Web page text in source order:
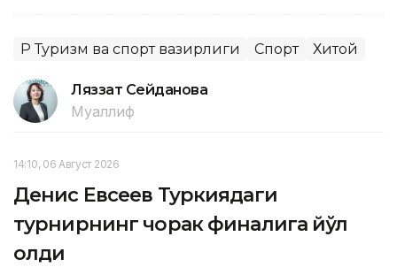
ҚР Туризм ва спорт вазирлиги Спорт Хитой
Ляззат Сейданова
Муаллиф
14:10, 06 Август 2026
Денис Евсеев Туркиядаги
турнирнинг чорак финалига йўл
олди